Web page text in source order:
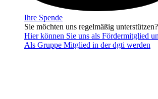
Ihre Spende
Sie möchten uns regelmäßig unterstützen?
Hier können Sie uns als Fördermitglied
Als Gruppe Mitglied in der dgti werden